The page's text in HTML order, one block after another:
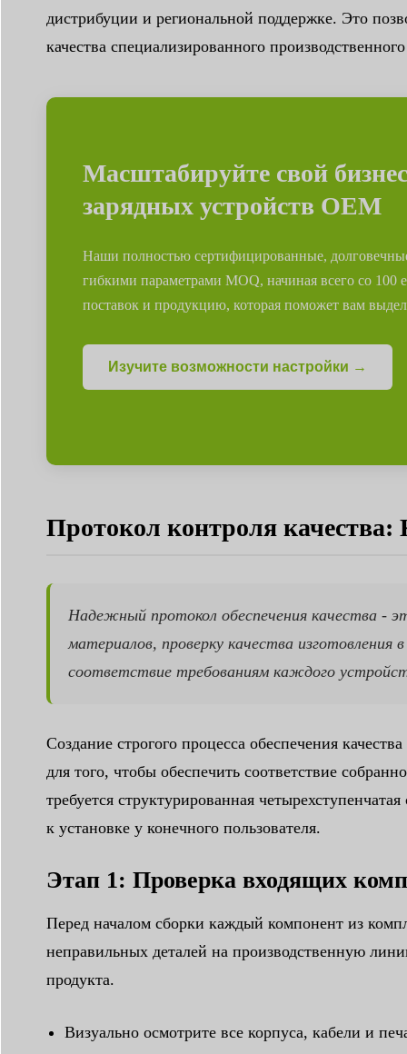
дистрибуции и региональной поддержке. Это
качества специализированного
Масштабируйте свой
зарядных устройств OEM
Наши полностью сертифицированные,
гибкими параметрами MOQ, начиная всего со
поставок и продукцию, которая поможет вам
Изучите возможности настройки →
Протокол контроля качества:
Надежный протокол обеспечения качества -
материалов, проверку качества
соответствие требованиям каждого
Создание строгого процесса обеспечения
для того, чтобы обеспечить соответствие
требуется структурированная
к установке у конечного пользователя.
Этап 1: Проверка входящих
Перед началом сборки каждый компонент из
неправильных деталей на производственную
продукта.
Визуально осмотрите все корпуса, кабели и